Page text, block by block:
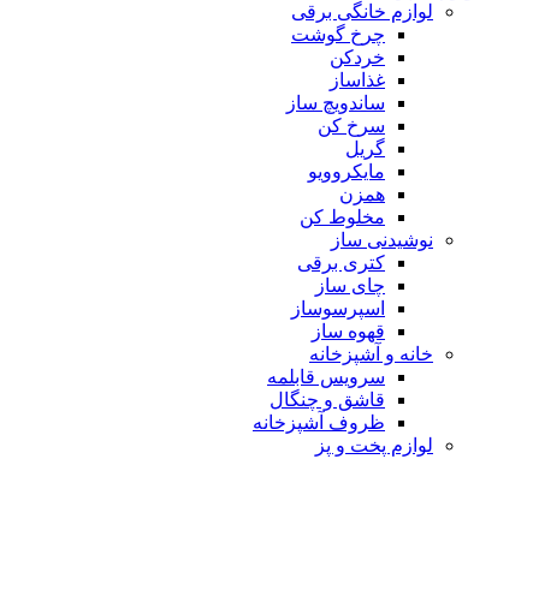
لوازم خانگی برقی
چرخ گوشت
خردکن
غذاساز
ساندویچ ساز
سرخ کن
گریل
مایکروویو
همزن
مخلوط کن
نوشیدنی ساز
کتری برقی
چای ساز
اسپرسوساز
قهوه ساز
خانه و آشپزخانه
سرویس قابلمه
قاشق و چنگال
ظروف آشپزخانه
لوازم پخت و پز